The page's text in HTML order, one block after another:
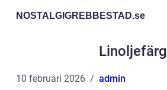
NOSTALGIGREBBESTAD.se
Linoljefärg
10 februari 2026 admin